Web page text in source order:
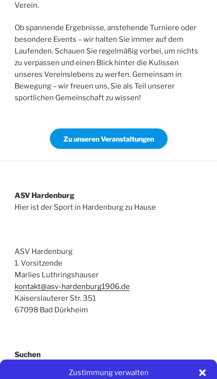
Zustimmung verwalten
Verein.
Ob spannende Ergebnisse, anstehende Turniere oder
besondere Events – wir halten Sie immer auf dem
Laufenden. Schauen Sie regelmäßig vorbei, um nichts
zu verpassen und einen Blick hinter die Kulissen
unseres Vereinslebens zu werfen. Gemeinsam in
Bewegung – wir freuen uns, Sie als Teil unserer
sportlichen Gemeinschaft zu wissen!
Zu unseren Veranstaltungen
ASV Hardenburg
Hier ist der Sport in Hardenburg zu Hause
ASV Hardenburg
1. Vorsitzende
Marlies Luthringshauser
kontakt@asv-hardenburg1906.de
Kaiserslauterer Str. 351
67098 Bad Dürkheim
Suchen